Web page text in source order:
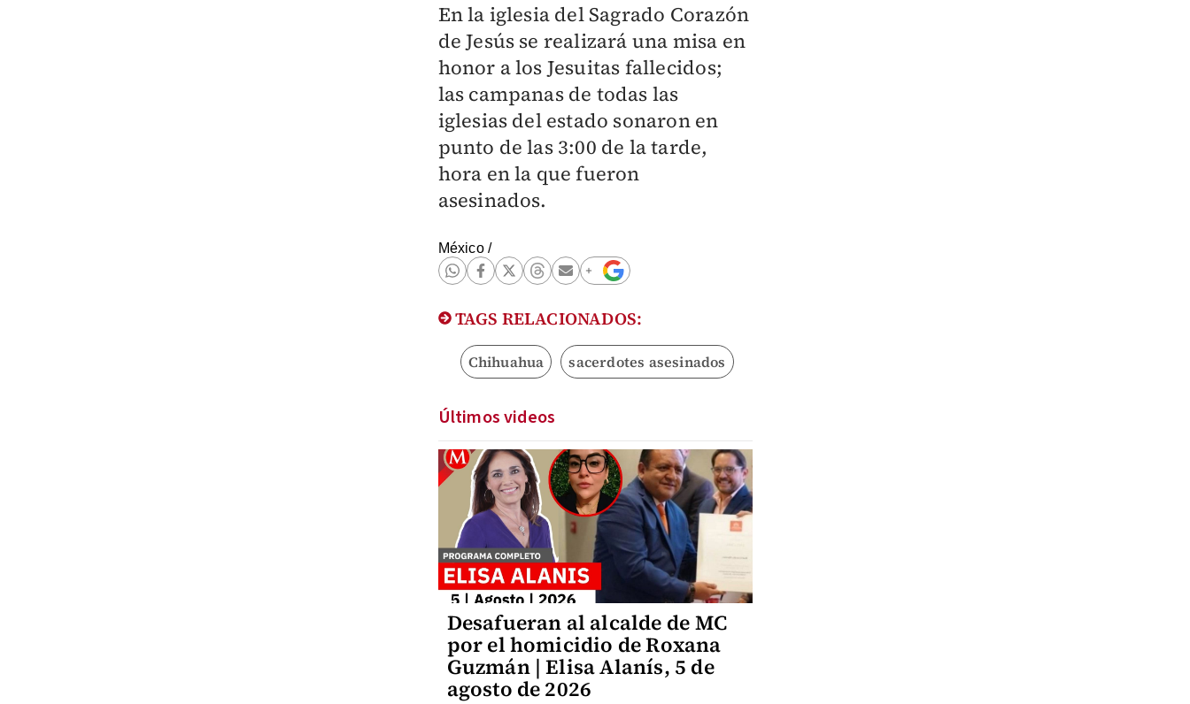
En la iglesia del Sagrado Corazón
de Jesús se realizará una misa en
honor a los Jesuitas fallecidos;
las campanas de todas las
iglesias del estado sonaron en
punto de las 3:00 de la tarde,
hora en la que fueron
asesinados.
México/
TAGS RELACIONADOS:
Chihuahua sacerdotes asesinados
Últimos videos
Desafueran al alcalde de MC
por el homicidio de Roxana
Guzmán | Elisa Alanís, 5 de
agosto de 2026